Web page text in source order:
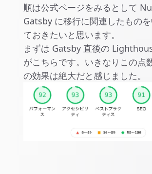
順は公式ページをみるとして
Gatsby に移行に関連したもの
ておきたいと思います。
まずは Gatsby 直後の
がこちらです。いきなりこの点
の効果は絶大だと感じました。